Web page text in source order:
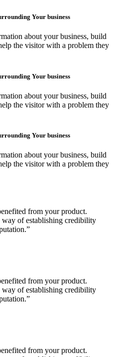
Your business
about your business, build
the visitor with a problem they
Your business
about your business, build
the visitor with a problem they
Your business
about your business, build
the visitor with a problem they
from your product.
of establishing credibility
from your product.
of establishing credibility
from your product.